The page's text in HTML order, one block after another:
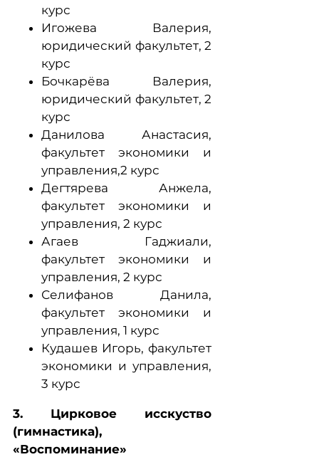
курс
Игожева Валерия,
юридический факультет, 2
курс
Бочкарёва Валерия,
юридический факультет, 2
курс
Данилова Анастасия,
факультет экономики и
управления,2 курс
Дегтярева Анжела,
факультет экономики и
управления, 2 курс
Агаев Гаджиали,
факультет экономики и
управления, 2 курс
Селифанов Данила,
факультет экономики и
управления, 1 курс
Кудашев Игорь, факультет
экономики и управления,
3 курс
3. Цирковое исскуство
(гимнастика),
«Воспоминание»